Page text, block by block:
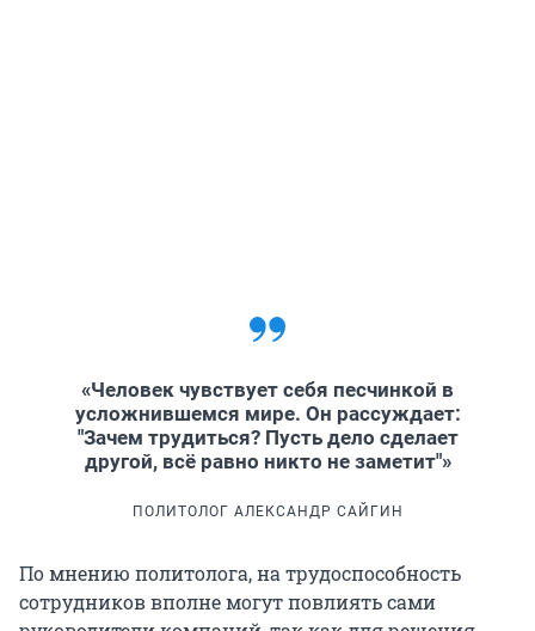
«Человек чувствует себя песчинкой в
усложнившемся мире. Он рассуждает:
"Зачем трудиться? Пусть дело сделает
другой, всё равно никто не заметит"»
ПОЛИТОЛОГ АЛЕКСАНДР САЙГИН
По мнению политолога, на трудоспособность
сотрудников вполне могут повлиять сами